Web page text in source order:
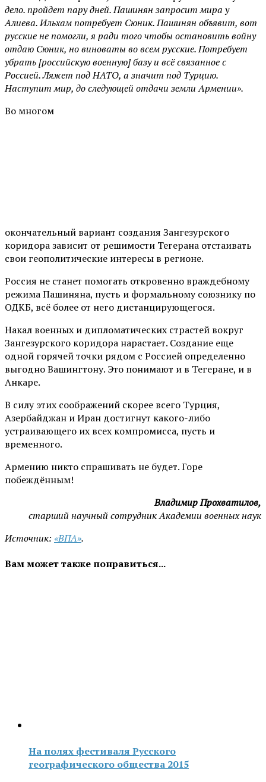
дело. пройдет пару дней. Пашинян запросит мира у
Алиева. Ильхам потребует Сюник. Пашинян объявит, вот
русские не помогли, я ради того чтобы остановить войну
отдаю Сюник, но виноваты во всем русские. Потребует
убрать [российскую военную] базу и всё связанное с
Россией. Ляжет под НАТО, а значит под Турцию.
Наступит мир, до следующей отдачи земли Армении».
Во многом
окончательный вариант создания Зангезурского
коридора зависит от решимости Тегерана отстаивать
свои геополитические интересы в регионе.
Россия не станет помогать откровенно враждебному
режима Пашиняна, пусть и формальному союзнику по
ОДКБ, всё более от него дистанцирующегося.
Накал военных и дипломатических страстей вокруг
Зангезурского коридора нарастает. Создание еще
одной горячей точки рядом с Россией определенно
выгодно Вашингтону. Это понимают и в Тегеране, и в
Анкаре.
В силу этих соображений скорее всего Турция,
Азербайджан и Иран достигнут какого-либо
устраивающего их всех компромисса, пусть и
временного.
Армению никто спрашивать не будет. Горе
побеждённым!
Владимир Прохватилов,
старший научный сотрудник Академии военных наук
Источник: «ВПА».
Вам может также понравиться...
На полях фестиваля Русского
географического общества 2015